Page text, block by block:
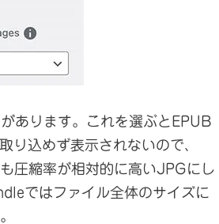
あります。これを選ぶとEPUB
り込めず表示されないので、
圧縮率が相対的に高いJPGにし
ではファイル全体のサイズに